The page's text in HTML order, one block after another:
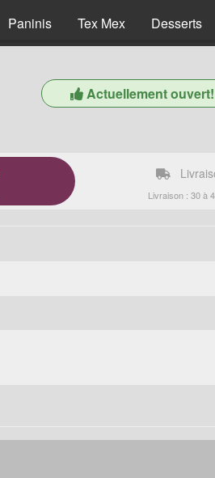
Paninis Tex Mex Desserts
Actuellement ouvert!
Livraison : 30 à